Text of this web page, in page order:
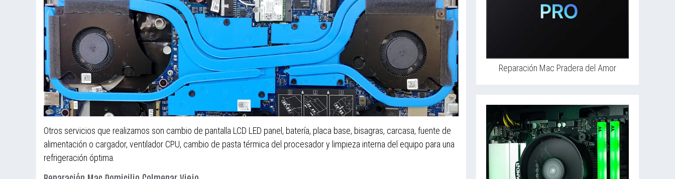
Otros servicios que realizamos son cambio de pantalla LCD LED panel, batería, placa base, bisagras, carcasa, fuente de
alimentación o cargador, ventilador CPU, cambio de pasta térmica del procesador y limpieza interna del equipo para una
refrigeración óptima.
Reparación Mac Pradera del Amor